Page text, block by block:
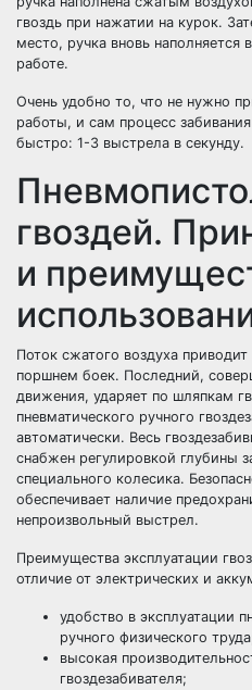
гвоздь при нажатии на курок.
место, ручка вновь наполняется
работе.
Очень удобно то, что не нужно
работы, и сам процесс
быстро: 1-3 выстрела в секунду.
гвоздей.
и
Поток сжатого воздуха
поршнем боек. Последний,
движения, ударяет по шляпкам
пневматического ручного
автоматически. Весь
снабжен регулировкой глубины
специального колесика.
обеспечивает наличие
непроизвольный выстрел.
Преимущества эксплуатации
отличие от электрических и
удобство в эксплуатации
ручного физического
высокая
гвоздезабивателя;